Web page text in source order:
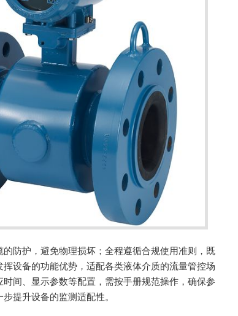
的防护，避免物理损坏；全程遵循合规使用准则，既
设备的功能优势，适配各类液体介质的流量管控场
间、显示参数等配置，需按手册规范操作，确保参
提升设备的监测适配性。